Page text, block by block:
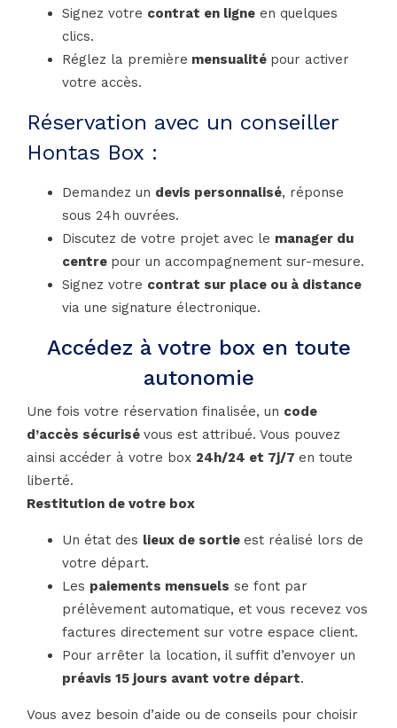
Signez votre contrat en ligne en quelques
clics.
Réglez la première mensualité pour activer
votre accès.
Réservation avec un conseiller
Hontas Box :
Demandez un devis personnalisé, réponse
sous 24h ouvrées.
Discutez de votre projet avec le manager du
centre pour un accompagnement sur-mesure.
Signez votre contrat sur place ou à distance
via une signature électronique.
Accédez à votre box en toute
autonomie
Une fois votre réservation finalisée, un code
d’accès sécurisé vous est attribué. Vous pouvez
ainsi accéder à votre box 24h/24 et 7j/7 en toute
liberté.
Restitution de votre box
Un état des lieux de sortie est réalisé lors de
votre départ.
Les paiements mensuels se font par
prélèvement automatique, et vous recevez vos
factures directement sur votre espace client.
Pour arrêter la location, il suffit d’envoyer un
préavis 15 jours avant votre départ.
Vous avez besoin d’aide ou de conseils pour choisir